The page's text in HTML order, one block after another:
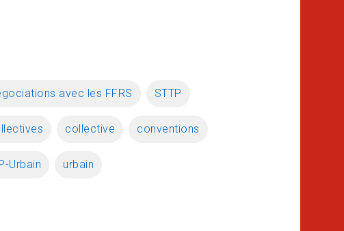
avec les FFRS STTP
collective conventions
Urbain urbain